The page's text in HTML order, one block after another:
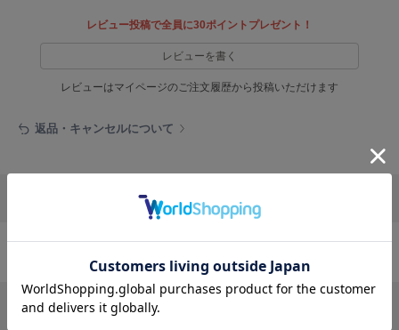
FURFUR
gelato pique
ジェラート ピケ
GELATO PIQUE CAT&DOG
グラミチ
レビュー投稿で全員に30ポイントプレゼント！
レビューを書く
レビューはマイページのご注文履歴から投稿いただけます
返品・キャンセルについて
リポストする